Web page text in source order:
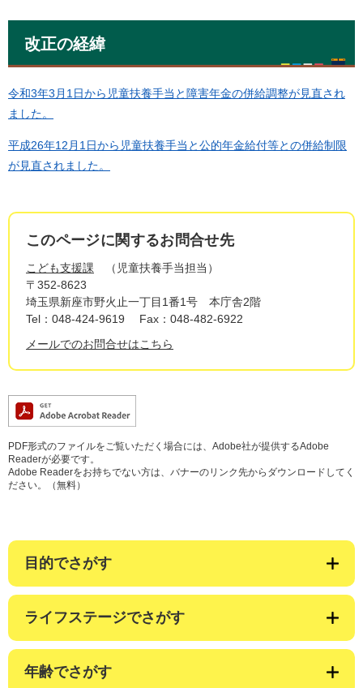
改正の経緯
令和3年3月1日から児童扶養手当と障害年金の併給調整が見直され
ました。
平成26年12月1日から児童扶養手当と公的年金給付等との併給制限
が見直されました。
このページに関するお問合せ先
こども支援課
児童扶養手当担当
〒352-8623
埼玉県新座市野火止一丁目1番1号 本庁舎2階
Tel：048-424-9619
Fax：048-482-6922
メールでのお問合せはこちら
PDF形式のファイルをご覧いただく場合には、Adobe社が提供するAdobe
Readerが必要です。
Adobe Readerをお持ちでない方は、バナーのリンク先からダウンロードしてく
ださい。（無料）
目的でさがす
ライフステージでさがす
年齢でさがす